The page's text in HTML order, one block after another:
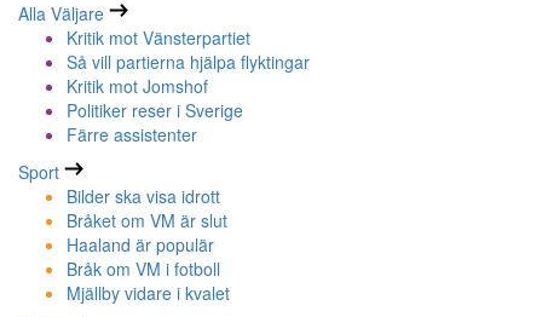
Alla Väljare
Kritik mot Vänsterpartiet
Så vill partierna hjälpa flyktingar
Kritik mot Jomshof
Politiker reser i Sverige
Färre assistenter
Sport
Bilder ska visa idrott
Bråket om VM är slut
Haaland är populär
Bråk om VM i fotboll
Mjällby vidare i kvalet